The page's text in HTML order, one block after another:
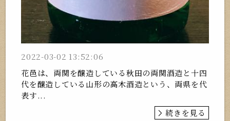
2022-03-02 13:52:06
花邑は、両関を醸造している秋田の両関酒造と十四
代を醸造している山形の高木酒造という、両県を代
表す...
続きを見る